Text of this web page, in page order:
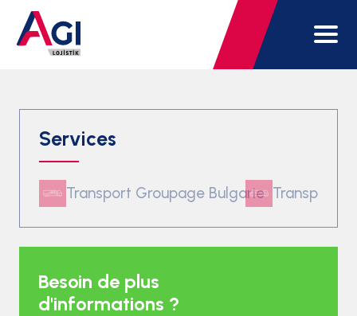
Services
Transport Groupage Bulgarie Transport
Besoin de plus
d'informations ?